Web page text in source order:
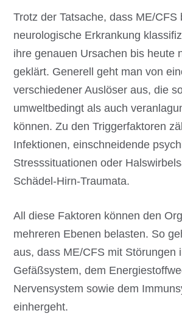
Trotz der Tatsache, dass ME/CFS
neurologische Erkrankung
ihre genauen Ursachen bis heute
geklärt. Generell geht man von
verschiedener Auslöser aus, die
umweltbedingt als auch
können. Zu den Triggerfaktoren
Infektionen, einschneidende
Stresssituationen oder
Schädel-Hirn-Traumata.
All diese Faktoren können den
mehreren Ebenen belasten. So
aus, dass ME/CFS mit Störungen
Gefäßsystem, dem
Nervensystem sowie dem
einhergeht.